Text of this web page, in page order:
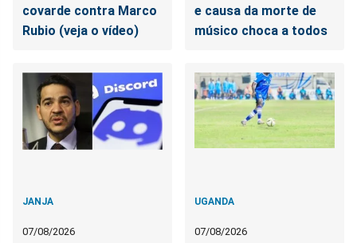
covarde contra Marco
Rubio (veja o vídeo)
e causa da morte de
músico choca a todos
JANJA
07/08/2026
UGANDA
07/08/2026